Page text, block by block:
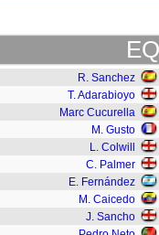
R. Sanchez
T. Adarabioyo
Marc Cucurella
M. Gusto
L. Colwill
C. Palmer
E. Fernández
M. Caicedo
J. Sancho